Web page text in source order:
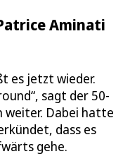
Aminati
es jetzt wieder.
sagt der 50-
weiter. Dabei hatte
dass es
gehe.